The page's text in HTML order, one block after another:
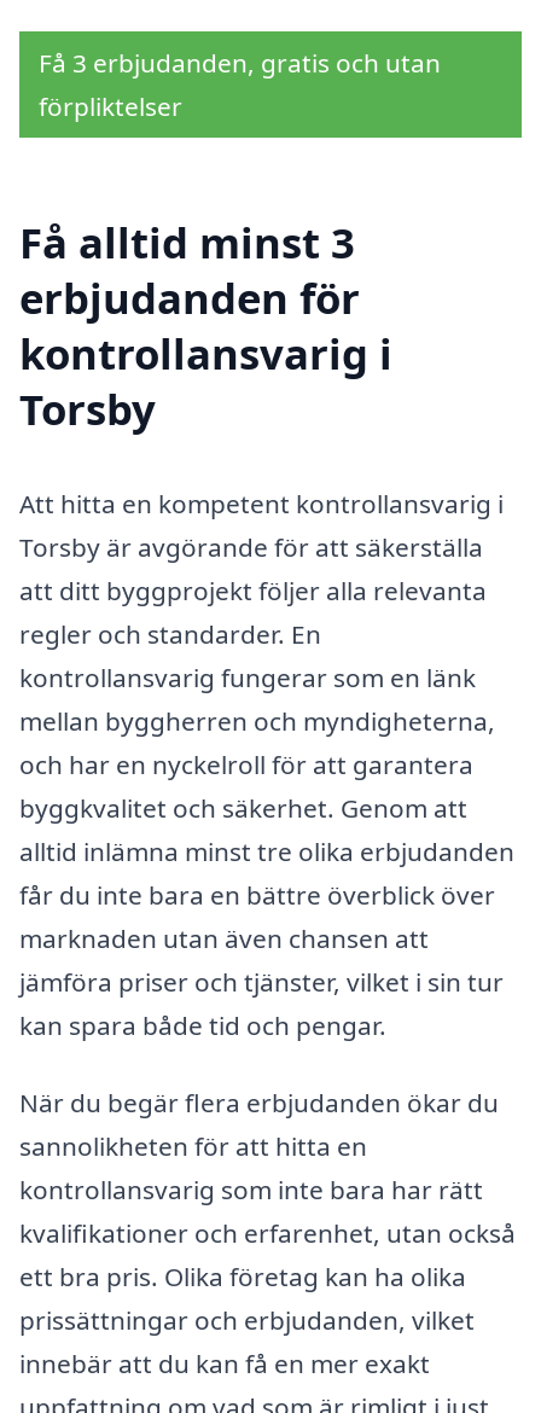
Få 3 erbjudanden, gratis och utan
förpliktelser
Få alltid minst 3
erbjudanden för
kontrollansvarig i
Torsby
Att hitta en kompetent kontrollansvarig i
Torsby är avgörande för att säkerställa
att ditt byggprojekt följer alla relevanta
regler och standarder. En
kontrollansvarig fungerar som en länk
mellan byggherren och myndigheterna,
och har en nyckelroll för att garantera
byggkvalitet och säkerhet. Genom att
alltid inlämna minst tre olika erbjudanden
får du inte bara en bättre överblick över
marknaden utan även chansen att
jämföra priser och tjänster, vilket i sin tur
kan spara både tid och pengar.
När du begär flera erbjudanden ökar du
sannolikheten för att hitta en
kontrollansvarig som inte bara har rätt
kvalifikationer och erfarenhet, utan också
ett bra pris. Olika företag kan ha olika
prissättningar och erbjudanden, vilket
innebär att du kan få en mer exakt